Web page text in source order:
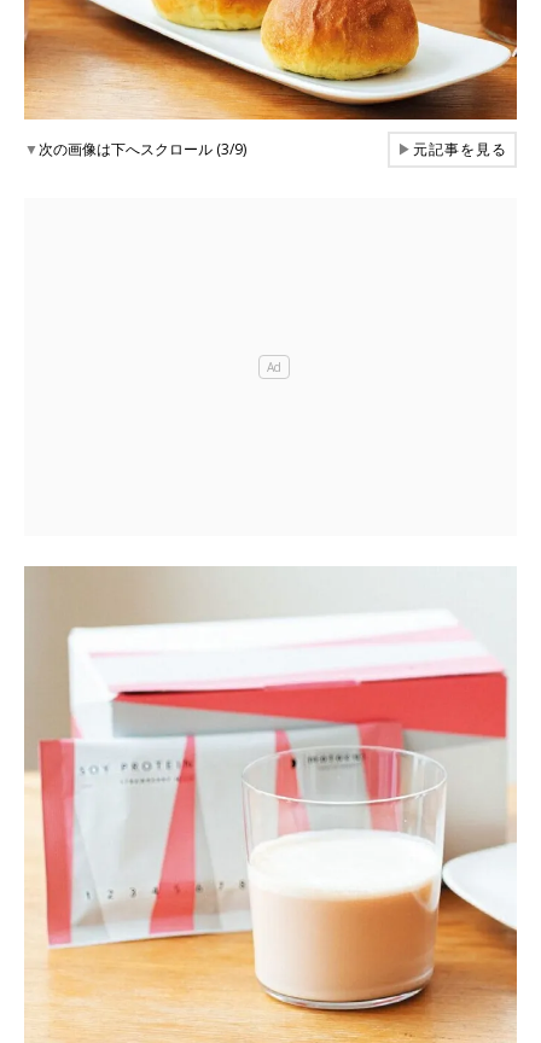
▼次の画像は下へスクロール (3/9) ▶元記事を見る